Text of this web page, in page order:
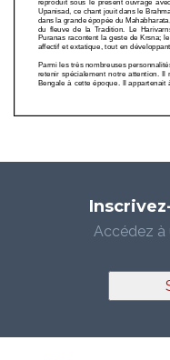
Accédez à